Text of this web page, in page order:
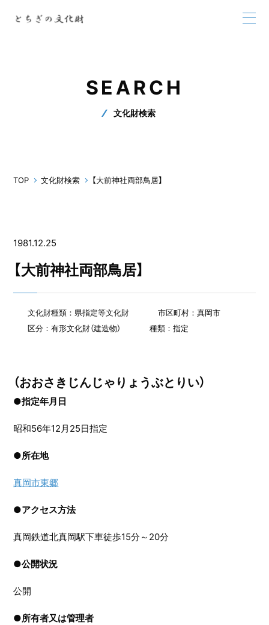
SEARCH
文化財検索
TOP 文化財検索 【大前神社両部鳥居】
1981.12.25
【大前神社両部鳥居】
文化財種類：県指定等文化財
市区町村：真岡市
区分：有形文化財（建造物）
種類：指定
（おおさきじんじゃりょうぶとりい）
●指定年月日
昭和56年12月25日指定
●所在地
真岡市東郷
●アクセス方法
真岡鉄道北真岡駅下車徒歩15分～20分
●公開状況
公開
●所有者又は管理者